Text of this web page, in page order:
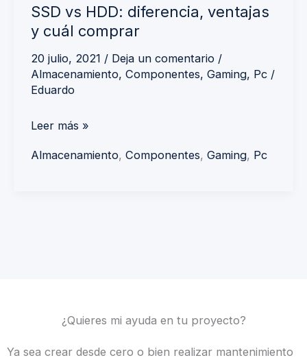
SSD vs HDD: diferencia, ventajas
y cuál comprar
20 julio, 2021 / Deja un comentario /
Almacenamiento, Componentes, Gaming, Pc/
Eduardo
Leer más »
Almacenamiento, Componentes, Gaming, Pc
¿Quieres mi ayuda en tu proyecto?
Ya sea crear desde cero o bien realizar mantenimiento